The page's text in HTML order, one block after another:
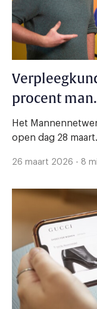
procent
Het
open dag 28 maart.
26 maart 2026 - 8